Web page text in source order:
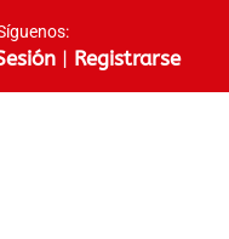
| Registrarse